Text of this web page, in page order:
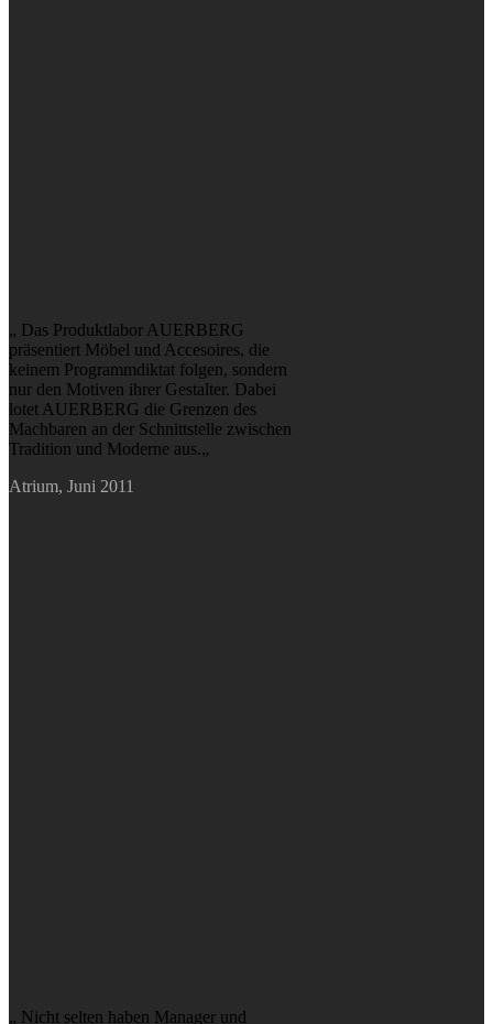
„ Das Produktlabor AUERBERG
präsentiert Möbel und Accesoires, die
keinem Programmdiktat folgen, sondern
nur den Motiven ihrer Gestalter. Dabei
lotet AUERBERG die Grenzen des
Machbaren an der Schnittstelle zwischen
Tradition und Moderne aus.„
Atrium, Juni 2011
„ Nicht selten haben Manager und